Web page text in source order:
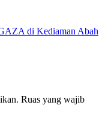
di Kediaman Abah
Ruas yang wajib